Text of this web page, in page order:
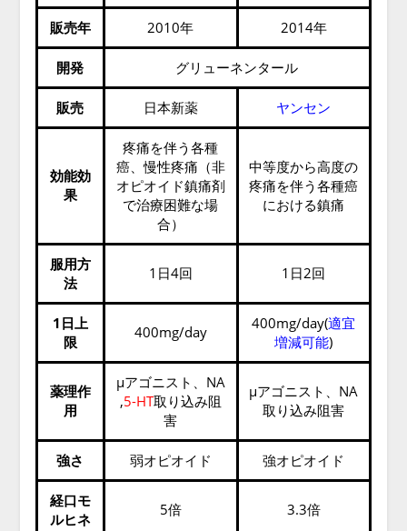
販売年 2010年 2014年
開発 グリューネンタール
販売 日本新薬 ヤンセン
効能効
果
疼痛を伴う各種
癌、慢性疼痛（非
オピオイド鎮痛剤
で治療困難な場
合）
中等度から高度の
疼痛を伴う各種癌
における鎮痛
服用方
法
1日4回 1日2回
1日上
限
400mg/day 400mg/day(適宜
増減可能)
薬理作
用
μアゴニスト、NA
,5-HT取り込み阻
害
μアゴニスト、NA
取り込み阻害
強さ 弱オピオイド 強オピオイド
経口モ
ルヒネ
5倍 3.3倍